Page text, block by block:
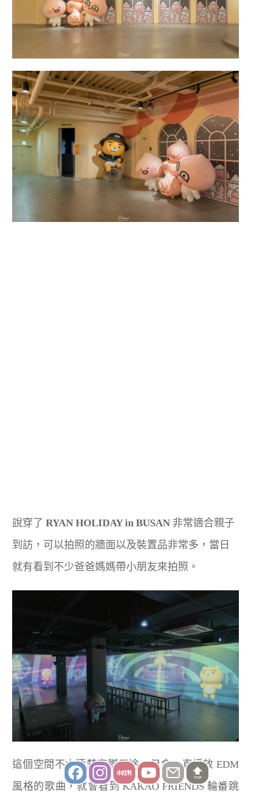
說穿了 RYAN HOLIDAY in BUSAN 非常適合親子
到訪，可以拍照的牆面以及裝置品非常多，當日
就有看到不少爸爸媽媽帶小朋友來拍照。
這個空間不太清楚實際用途，但會一直播放 EDM
風格的歌曲，就會看到 KAKAO FRIENDS 輪番跳
TOP